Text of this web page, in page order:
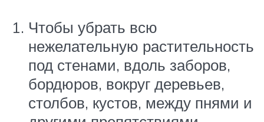
Чтобы убрать всю
нежелательную растительность
под стенами, вдоль заборов,
бордюров, вокруг деревьев,
столбов, кустов, между пнями и